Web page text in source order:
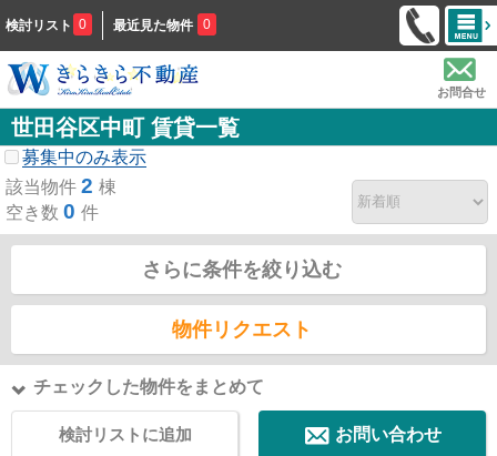
検討リスト 0 最近見た物件 0
お問合せ
世田谷区中町 賃貸一覧
募集中のみ表示
該当物件 2 棟
空き数 0 件
さらに条件を絞り込む
物件リクエスト
チェックした物件をまとめて
検討リストに追加 お問い合わせ